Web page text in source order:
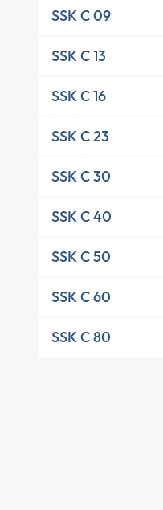
SSK C 09
SSK C 13
SSK C 16
SSK C 23
SSK C 30
SSK C 40
SSK C 50
SSK C 60
SSK C 80